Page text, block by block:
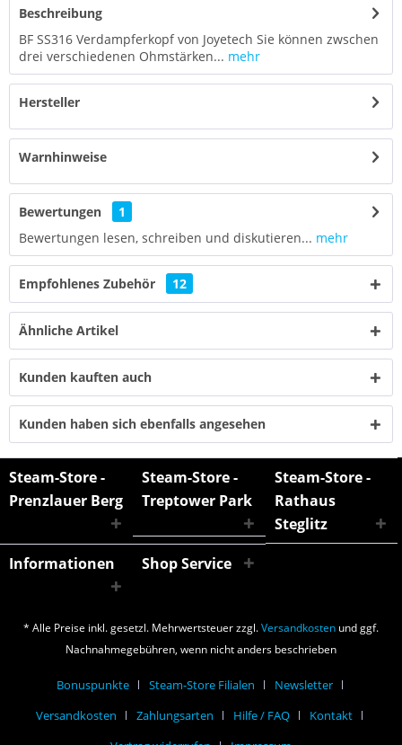
Beschreibung
BF SS316 Verdampferkopf von Joyetech Sie können zwschen
drei verschiedenen Ohmstärken... mehr
Hersteller
Warnhinweise
Bewertungen
1
Bewertungen lesen, schreiben und diskutieren... mehr
Empfohlenes Zubehör 12
Ähnliche Artikel
Kunden kauften auch
Kunden haben sich ebenfalls angesehen
Steam-Store -
Prenzlauer Berg
Steam-Store -
Treptower Park
Steam-Store -
Rathaus
Steglitz
Informationen
Shop Service
* Alle Preise inkl. gesetzl. Mehrwertsteuer zzgl.Versandkosten und ggf.
Nachnahmegebühren, wenn nicht anders beschrieben
Bonuspunkte Steam-Store Filialen
Newsletter
Versandkosten
Zahlungsarten Hilfe / FAQ
Kontakt